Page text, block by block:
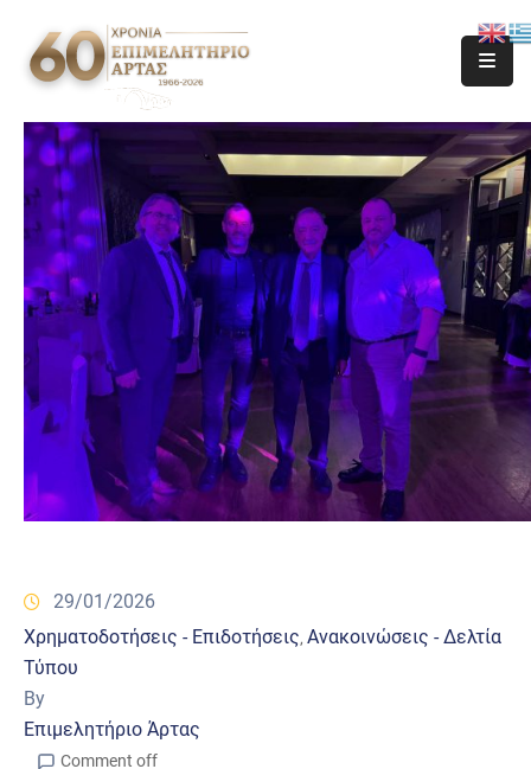
29/01/2026
Χρηματοδοτήσεις - Επιδοτήσεις‚ Ανακοινώσεις - Δελτία
Τύπου
By
Επιμελητήριο Άρτας
Comment off